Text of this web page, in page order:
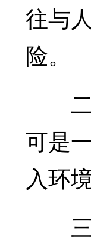
往与
险。
二
可是
入环
三